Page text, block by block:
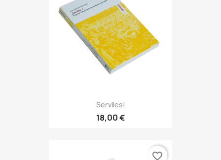
Serviles!
18,00 €
favorite_border